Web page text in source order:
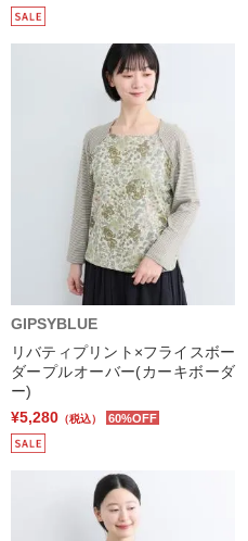
GIPSYBLUE
リバティプリント×フライスボー
ダープルオーバー(カーキボーダ
ー)
¥5,280 （税込） 60%OFF